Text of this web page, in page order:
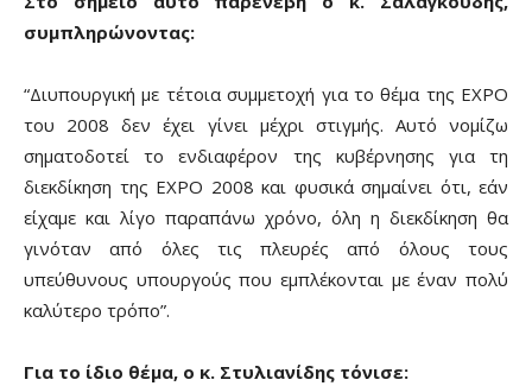
συμπληρώνοντας:
“Διυπουργική με τέτοια συμμετοχή για το θέμα της ΕΧΡΟ
του 2008 δεν έχει γίνει μέχρι στιγμής. Αυτό νομίζω
σηματοδοτεί το ενδιαφέρον της κυβέρνησης για τη
διεκδίκηση της ΕΧΡΟ 2008 και φυσικά σημαίνει ότι, εάν
είχαμε και λίγο παραπάνω χρόνο, όλη η διεκδίκηση θα
γινόταν από όλες τις πλευρές από όλους τους
υπεύθυνους υπουργούς που εμπλέκονται με έναν πολύ
καλύτερο τρόπο”.
Για το ίδιο θέμα, ο κ. Στυλιανίδης τόνισε: